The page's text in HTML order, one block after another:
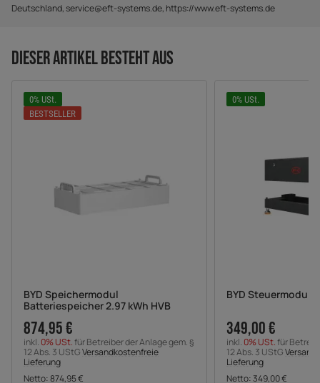
Deutschland, service@eft-systems.de, https://www.eft-systems.de
DIESER ARTIKEL BESTEHT AUS
0% USt.
BESTSELLER
BYD Speichermodul
Batteriespeicher 2.97 kWh HVB
874,95 €
inkl. 0% USt.für Betreiber der Anlage gem. §
12 Abs. 3 UStGVersandkostenfreie
Lieferung
Netto:874,95€
0% USt.
BYD Steuermodul
349,00 €
inkl. 0% USt.für
12 Abs. 3 UStG
Lieferung
Netto:349,00€